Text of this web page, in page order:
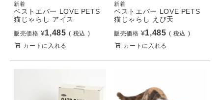
新着
ベストエバー LOVE PETS
猫じゃらし アイス
販売価格 ¥1,485
税込
カートに入れる
新着
ベストエバー LOVE PETS
猫じゃらし えび天
販売価格 ¥1,485
税込
カートに入れる